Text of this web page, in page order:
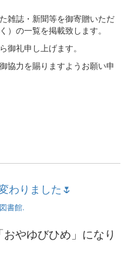
雑誌・新聞等を御寄贈いただ
）の一覧を掲載致します。
御礼申し上げます。
協力を賜りますようお願い申
わりました🌷
書館.
やゆびひめ」になり